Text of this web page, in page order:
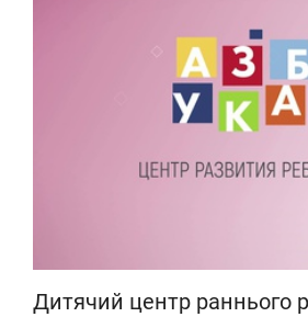
Дитячий центр раннього